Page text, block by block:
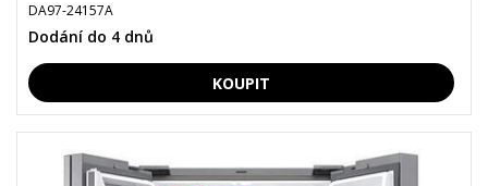
DA97-24157A
Dodání do 4 dnů